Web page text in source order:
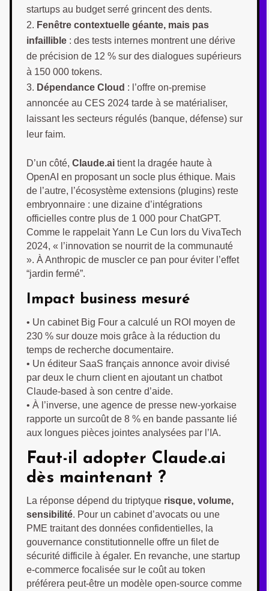
startups au budget serré grincent des dents.
Fenêtre contextuelle géante, mais pas
infaillible : des tests internes montrent une dérive
de précision de 12 % sur des dialogues supérieurs
à 150 000 tokens.
Dépendance Cloud : l’offre on-premise
annoncée au CES 2024 tarde à se matérialiser,
laissant les secteurs régulés (banque, défense) sur
leur faim.
D’un côté, Claude.ai tient la dragée haute à
OpenAI en proposant un socle plus éthique. Mais
de l’autre, l’écosystème extensions (plugins) reste
embryonnaire : une dizaine d’intégrations
officielles contre plus de 1 000 pour ChatGPT.
Comme le rappelait Yann Le Cun lors du VivaTech
2024, « l’innovation se nourrit de la communauté
». À Anthropic de muscler ce pan pour éviter l’effet
“jardin fermé”.
Impact business mesuré
• Un cabinet Big Four a calculé un ROI moyen de
230 % sur douze mois grâce à la réduction du
temps de recherche documentaire.
• Un éditeur SaaS français annonce avoir divisé
par deux le churn client en ajoutant un chatbot
Claude-based à son centre d’aide.
• À l’inverse, une agence de presse new-yorkaise
rapporte un surcoût de 8 % en bande passante lié
aux longues pièces jointes analysées par l’IA.
Faut-il adopter Claude.ai
dès maintenant ?
La réponse dépend du triptyque risque, volume,
sensibilité. Pour un cabinet d’avocats ou une
PME traitant des données confidentielles, la
gouvernance constitutionnelle offre un filet de
sécurité difficile à égaler. En revanche, une startup
e-commerce focalisée sur le coût au token
préférera peut-être un modèle open-source comme